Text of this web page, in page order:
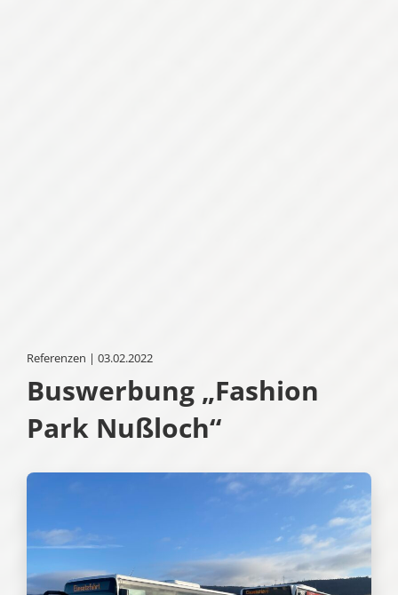
Referenzen | 03.02.2022
Buswerbung „Fashion
Park Nußloch“